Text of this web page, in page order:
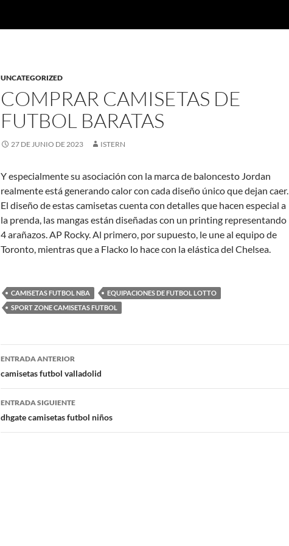
UNCATEGORIZED
COMPRAR CAMISETAS DE
FUTBOL BARATAS
27 DE JUNIO DE 2023 ISTERN
Y especialmente su asociación con la marca de baloncesto Jordan
realmente está generando calor con cada diseño único que dejan caer.
El diseño de estas camisetas cuenta con detalles que hacen especial a
la prenda, las mangas están diseñadas con un printing representando
4 arañazos. AP Rocky. Al primero, por supuesto, le une al equipo de
Toronto, mientras que a Flacko lo hace con la elástica del Chelsea.
CAMISETAS FUTBOL NBA
EQUIPACIONES DE FUTBOL LOTTO
SPORT ZONE CAMISETAS FUTBOL
Navegación
de
entradas
ENTRADA ANTERIOR
camisetas futbol valladolid
ENTRADA SIGUIENTE
dhgate camisetas futbol niños